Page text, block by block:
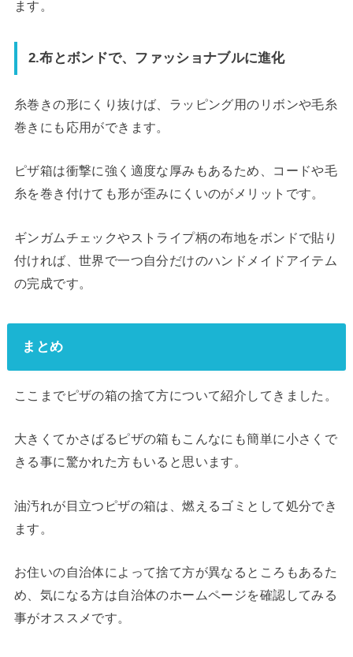
ます。
2.布とボンドで、ファッショナブルに進化
糸巻きの形にくり抜けば、ラッピング用のリボンや毛糸
巻きにも応用ができます。
ピザ箱は衝撃に強く適度な厚みもあるため、コードや毛
糸を巻き付けても形が歪みにくいのがメリットです。
ギンガムチェックやストライプ柄の布地をボンドで貼り
付ければ、世界で一つ自分だけのハンドメイドアイテム
の完成です。
まとめ
ここまでピザの箱の捨て方について紹介してきました。
大きくてかさばるピザの箱もこんなにも簡単に小さくで
きる事に驚かれた方もいると思います。
油汚れが目立つピザの箱は、燃えるゴミとして処分でき
ます。
お住いの自治体によって捨て方が異なるところもあるた
め、気になる方は自治体のホームページを確認してみる
事がオススメです。